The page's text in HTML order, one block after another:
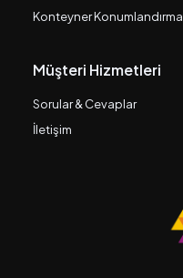
Konteyner Konumlandırma
Müşteri Hizmetleri
Sorular & Cevaplar
İletişim